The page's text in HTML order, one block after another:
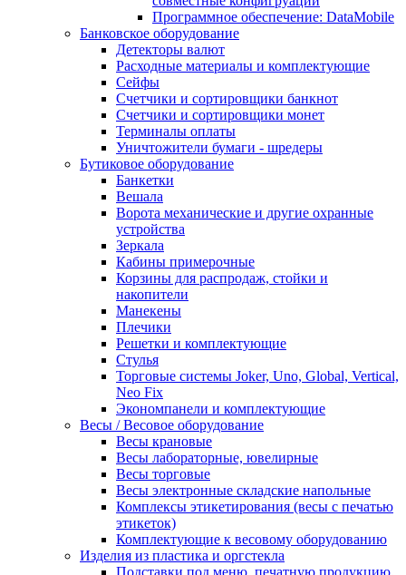
Программное обеспечение: DataMobile
Банковское оборудование
Детекторы валют
Расходные материалы и комплектующие
Сейфы
Счетчики и сортировщики банкнот
Счетчики и сортировщики монет
Терминалы оплаты
Уничтожители бумаги - шредеры
Бутиковое оборудование
Банкетки
Вешала
Ворота механические и другие охранные
устройства
Зеркала
Кабины примерочные
Корзины для распродаж, стойки и
накопители
Манекены
Плечики
Решетки и комплектующие
Стулья
Торговые системы Joker, Uno, Global, Vertical,
Neo Fix
Экономпанели и комплектующие
Весы / Весовое оборудование
Весы крановые
Весы лабораторные, ювелирные
Весы торговые
Весы электронные складские напольные
Комплексы этикетирования (весы с печатью
этикеток)
Комплектующие к весовому оборудованию
Изделия из пластика и оргстекла
Подставки под меню, печатную продукцию,